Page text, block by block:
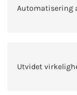
Automatisering
Utvidet